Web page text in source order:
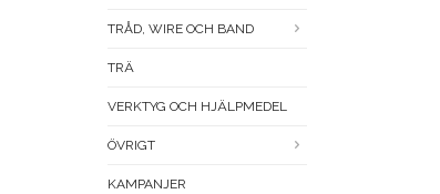
TRÅD, WIRE OCH BAND
TRÄ
VERKTYG OCH HJÄLPMEDEL
ÖVRIGT
KAMPANJER